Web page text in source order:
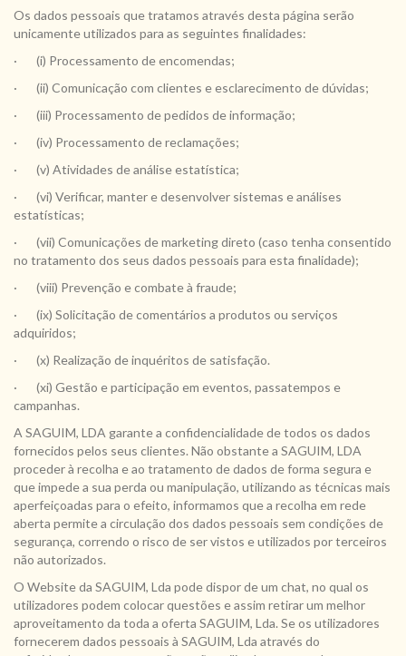
Os dados pessoais que tratamos através desta página serão
unicamente utilizados para as seguintes finalidades:
· (i) Processamento de encomendas;
· (ii) Comunicação com clientes e esclarecimento de dúvidas;
· (iii) Processamento de pedidos de informação;
· (iv) Processamento de reclamações;
· (v) Atividades de análise estatística;
· (vi) Verificar, manter e desenvolver sistemas e análises
estatísticas;
· (vii) Comunicações de marketing direto (caso tenha consentido
no tratamento dos seus dados pessoais para esta finalidade);
· (viii) Prevenção e combate à fraude;
· (ix) Solicitação de comentários a produtos ou serviços
adquiridos;
· (x) Realização de inquéritos de satisfação.
· (xi) Gestão e participação em eventos, passatempos e
campanhas.
A SAGUIM, LDA garante a confidencialidade de todos os dados
fornecidos pelos seus clientes. Não obstante a SAGUIM, LDA
proceder à recolha e ao tratamento de dados de forma segura e
que impede a sua perda ou manipulação, utilizando as técnicas mais
aperfeiçoadas para o efeito, informamos que a recolha em rede
aberta permite a circulação dos dados pessoais sem condições de
segurança, correndo o risco de ser vistos e utilizados por terceiros
não autorizados.
O Website da SAGUIM, Lda pode dispor de um chat, no qual os
utilizadores podem colocar questões e assim retirar um melhor
aproveitamento da toda a oferta SAGUIM, Lda. Se os utilizadores
fornecerem dados pessoais à SAGUIM, Lda através do